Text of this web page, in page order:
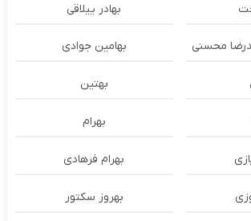
بهادر ییلاقی
محسنی بهامین جوادی
بهتین
بهرام
بهرام فرهادی
بهروز سکتور